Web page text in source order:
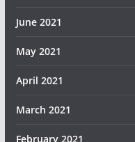
June 2021
May 2021
April 2021
March 2021
February 2021